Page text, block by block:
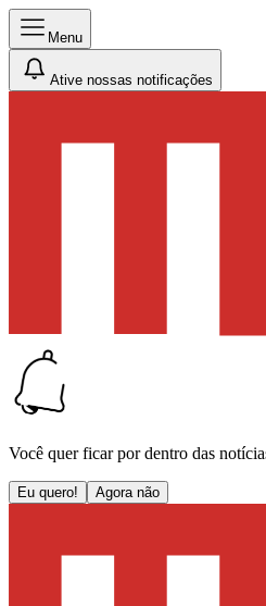
Menu
Ative nossas notificações
Você quer ficar por dentro das
Eu quero! Agora não